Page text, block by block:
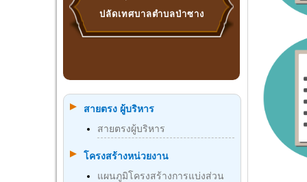
ปลัดเทศบาลตำบลป่าซาง
สายตรง ผู้บริหาร
สายตรงผู้บริหาร
โครงสร้างหน่วยงาน
แผนภูมิโครงสร้างการแบ่งส่วน